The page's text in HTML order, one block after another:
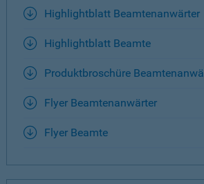
Highlightblatt Beamtenanwärter
Highlightblatt Beamte
Produktbroschüre
Flyer Beamtenanwärter
Flyer Beamte